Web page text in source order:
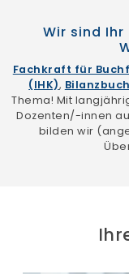
Wir sind
Fachkraft für
(IHK),
Thema! Mit
Dozenten/-innen
bilden wir